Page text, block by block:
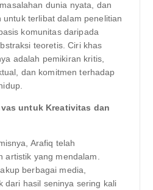
dunia nyata, dan
untuk terlibat dalam penelitian
komunitas daripada
teoretis. Ciri khas
adalah pemikiran kritis,
dan komitmen terhadap
untuk Kreativitas dan
Arafiq telah
artistik yang mendalam.
berbagai media,
dari hasil seninya sering kali